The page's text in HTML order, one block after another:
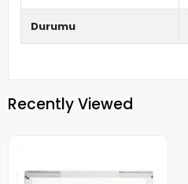
Durumu
Recently Viewed